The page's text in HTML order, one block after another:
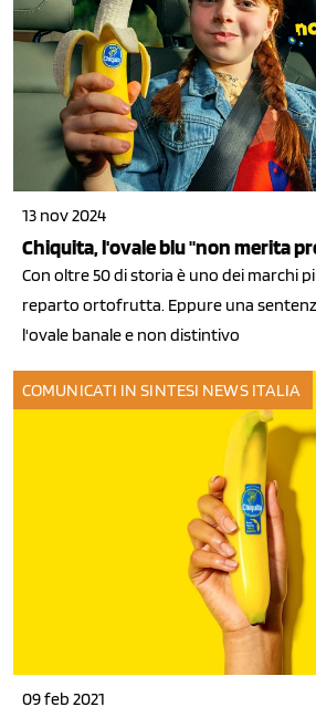
13 nov 2024
Chiquita, l'ovale blu "non merita
Con oltre 50 di storia è uno dei marchi
reparto ortofrutta. Eppure una
l'ovale banale e non distintivo
COMUNICATI IN SINTESI NEWS ITALIA
09 feb 2021